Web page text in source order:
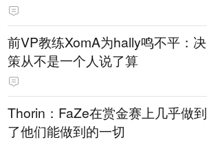
前VP教练XomA为hally鸣不平：决
策从不是一个人说了算
Thorin：FaZe在赏金赛上几乎做到
了他们能做到的一切